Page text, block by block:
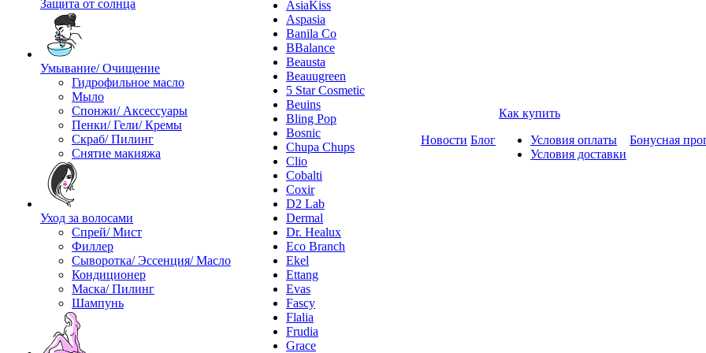
Защита от солнца
Умывание/ Очищение
Гидрофильное масло
Мыло
Спонжи/ Аксессуары
Пенки/ Гели/ Кремы
Скраб/ Пилинг
Снятие макияжа
Уход за волосами
Спрей/ Мист
Филлер
Сыворотка/ Эссенция/ Масло
Кондиционер
Маска/ Пилинг
Шампунь
AsiaKiss
Aspasia
Banila Co
BBalance
Beausta
Beauugreen
5 Star Cosmetic
Beuins
Bling Pop
Bosnic
Chupa Chups
Clio
Cobalti
Coxir
D2 Lab
Dermal
Dr. Healux
Eco Branch
Ekel
Ettang
Evas
Fascy
Flalia
Frudia
Grace
Новости Блог
Как купить
Условия оплаты
Условия доставки
Бонусная